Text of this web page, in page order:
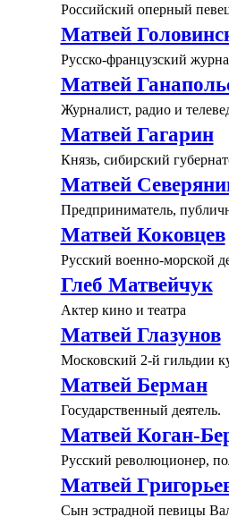
Российский оперный
Матвей
Русско-французский
Матвей
Журналист, радио и
Матвей Гагарин
Князь, сибирский
Матвей
Предприниматель,
Матвей Коковцев
Русский военно-морской
Глеб Матвейчук
Актер кино и театра
Матвей Глазунов
Московский 2-й гильдии
Матвей Берман
Государственный деятель.
Матвей Коган-
Русский революционер,
Матвей
Сын эстрадной певицы